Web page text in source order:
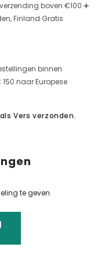
boven €100 ➕
Finland Gratis
binnen
naar Europese
Vers verzonden.
te geven